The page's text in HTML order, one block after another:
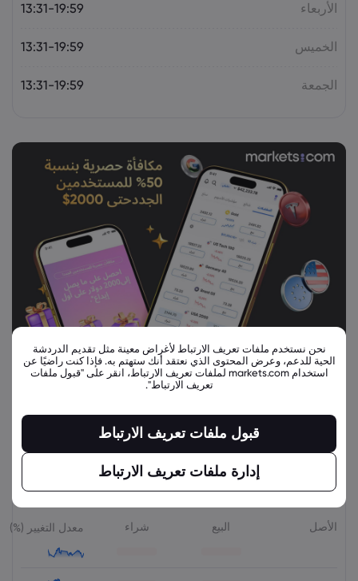
الأربعاء 13:31-19:59
الخميس 13:31-19:59
الجمعة 13:31-19:59
أدوات مالية ذات صلة
الأصل البيع شراء معدل التغيير (%)
نحن نستخدم ملفات تعريف الارتباط لأغراض معينة مثل تقديم الدردشة
الحية للدعم، وعرض المحتوى الذي نعتقد أنك ستهتم به. فإذا كنت راضيًا عن
استخدام markets.com لملفات تعريف الارتباط، انقر على "قبول ملفات
تعريف الارتباط".
قبول ملفات تعريف الارتباط
إدارة ملفات تعريف الارتباط